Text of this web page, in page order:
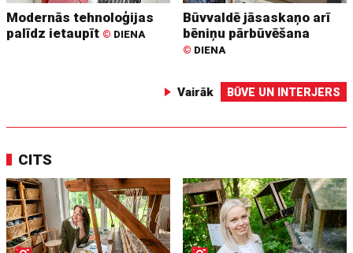
Modernās tehnoloģijas
palīdz ietaupīt © DIENA
Būvvaldē jāsaskaņo arī
bēniņu pārbūvēšana
© DIENA
Vairāk BŪVE UN INTERJERS
CITS